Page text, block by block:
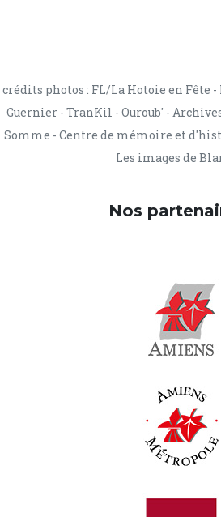
crédits photos : FL/La Hotoie en
Guernier - TranKil - Ouroub' -
Somme - Centre de mémoire et
Les images de
Nos